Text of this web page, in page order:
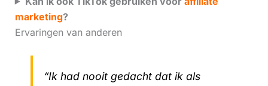
marketing?
Ervaringen van anderen
“Ik had nooit gedacht dat ik als